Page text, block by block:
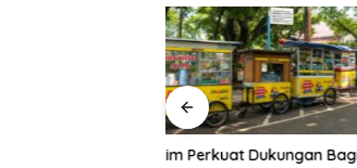
Digelar Selama 5 Hari,
Kegiatan MPLS SMAN 1
Mukomuko Berlangsung
Sukses